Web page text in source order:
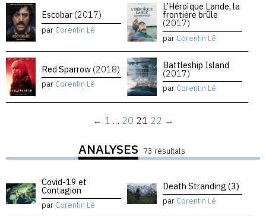
Escobar (2017)
par Corentin Lê
L’Héroïque Lande, la
frontière brûle
(2017)
par Corentin Lê
Red Sparrow (2018)
par Corentin Lê
Battleship Island
(2017)
par Corentin Lê
← 1 … 20 21 22 →
ANALYSES 73 résultats
Covid-19 et
Contagion
par Corentin Lê
Death Stranding (3)
par Corentin Lê